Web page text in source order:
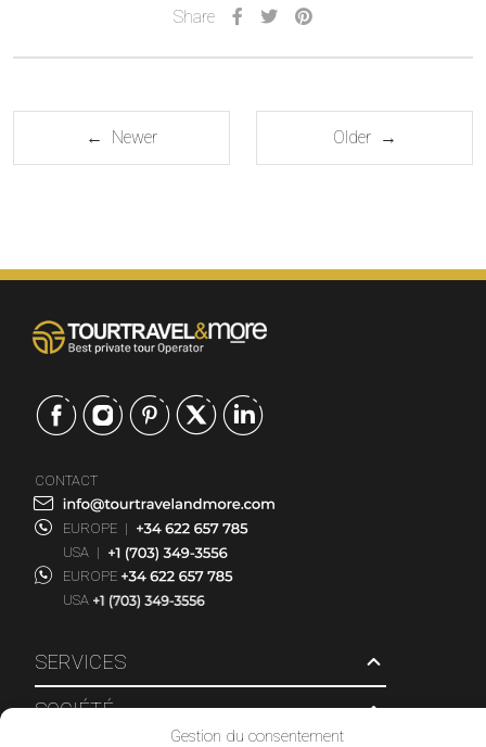
Gestion du consentement
Share
← Newer Older →
SERVICES
SOCIÉTÉ
CONTACT
EUROPE |
USA |
EUROPE
USA